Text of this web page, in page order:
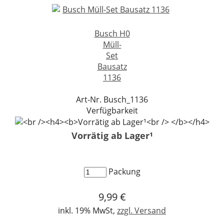
Busch H0
Müll-
Set
Bausatz
1136
Art-Nr. Busch_1136
Verfügbarkeit
Vorrätig ab Lager¹
Packung
9,99 €
inkl. 19% MwSt, zzgl. Versand